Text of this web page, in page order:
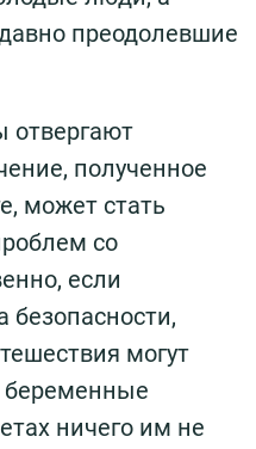
преодолевшие
полученное
может стать
со
если
безопасности,
могут
ничего им не